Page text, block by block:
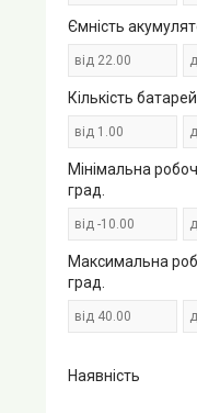
Ємність
Кількість
Мінімальна
град.
Максимальна
град.
Наявність